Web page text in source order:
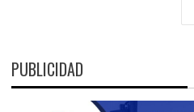
PUBLICIDAD